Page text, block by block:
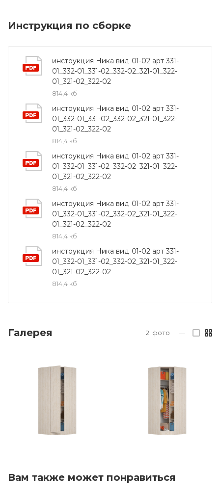
Инструкция по сборке
инструкция Ника вид 01-02 арт 331-
01_332-01_331-02_332-02_321-01_322-
01_321-02_322-02
814,4 кб
инструкция Ника вид 01-02 арт 331-
01_332-01_331-02_332-02_321-01_322-
01_321-02_322-02
814,4 кб
инструкция Ника вид 01-02 арт 331-
01_332-01_331-02_332-02_321-01_322-
01_321-02_322-02
814,4 кб
инструкция Ника вид 01-02 арт 331-
01_332-01_331-02_332-02_321-01_322-
01_321-02_322-02
814,4 кб
инструкция Ника вид 01-02 арт 331-
01_332-01_331-02_332-02_321-01_322-
01_321-02_322-02
814,4 кб
Галерея 2 фото
Вам также может понравиться